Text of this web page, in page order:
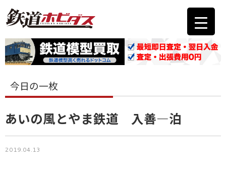
今日の一枚
あいの風とやま鉄道 入善―泊
2019.04.13